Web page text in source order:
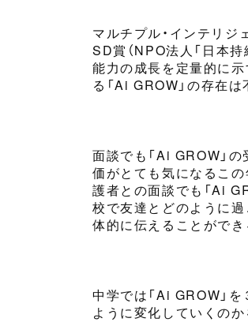
マルチプル・インテリ
SD賞（NPO法人「日本
能力の成長を定量的に示
る「Ai GROW」の存在は
面談でも 「Ai GROW」の
価がとても気になるこの
護者との面談でも「Ai
校で友達とどのように
体的に伝えることができ
中学では 「Ai GROW」を
ように変化していくの